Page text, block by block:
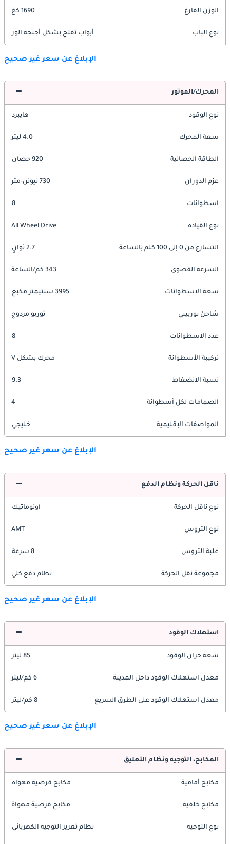
الوزن الفارغ 1690 كغ
نوع الباب أبواب تفتح بشكل أجنحة الوز
الإبلاغ عن سعر غير صحيح
المحرك/الموتور
نوع الوقود هايبرد
سعة المحرك 4.0 ليتر
الطاقة الحصانية 920 حصان
عزم الدوران 730 نيوتن-متر
اسطوانات 8
نوع القيادة All Wheel Drive
التسارع من 0 إلى 100 كلم بالساعة 2.7 ثوانٍ
السرعة القصوى 343 كم/الساعة
سعة الاسطوانات 3995 سنتيمتر مكبع
شاحن توربيني توربو مزدوج
عدد الاسطوانات 8
تركيبة الأسطوانة محرك بشكل V
نسبة الانضغاط 9.3
الصمامات لكل أسطوانة 4
المواصفات الإقليمية خليجي
الإبلاغ عن سعر غير صحيح
ناقل الحركة ونظام الدفع
نوع ناقل الحركة اوتوماتيك
نوع التروس AMT
علبة التروس 8 سرعة
مجموعة نقل الحركة نظام دفع كلي
الإبلاغ عن سعر غير صحيح
استهلاك الوقود
سعة خزان الوقود 85 ليتر
معدل استهلاك الوقود داخل المدينة 6 كم/ليتر
معدل استهلاك الوقود على الطرق السريع 8 كم/ليتر
الإبلاغ عن سعر غير صحيح
المكابح، التوجيه ونظام التعليق
مكابح أمامية مكابح قرصية مهواة
مكابح خلفية مكابح قرصية مهواة
نوع التوجيه نظام تعزيز التوجيه الكهربائي